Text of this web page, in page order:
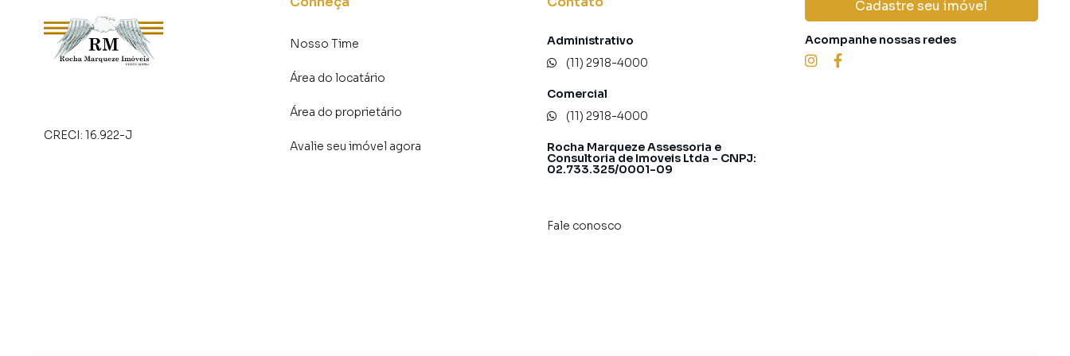
Restaurantes e lanchonetes
Linhas de ônibus e acesso rápido às principais vias da região
É o local perfeito para quem busca tranquilidade com conveniência, além de ser uma área em
constante crescimento e valorização imobiliária.
💡 Por que este terreno é uma excelente oportunidade?
CRECI: 16.922-J
Nosso Time
Área do locatário
Área do proprietário
Avalie seu imóvel agora
Administrativo
(11) 2918-4000
Comercial
(11) 2918-4000
Rocha Marqueze Assessoria e
Consultoria de Imoveis Ltda - CNPJ:
02.733.325/0001-09
Fale conosco
Cadastre seu imóvel
Acompanhe nossas redes